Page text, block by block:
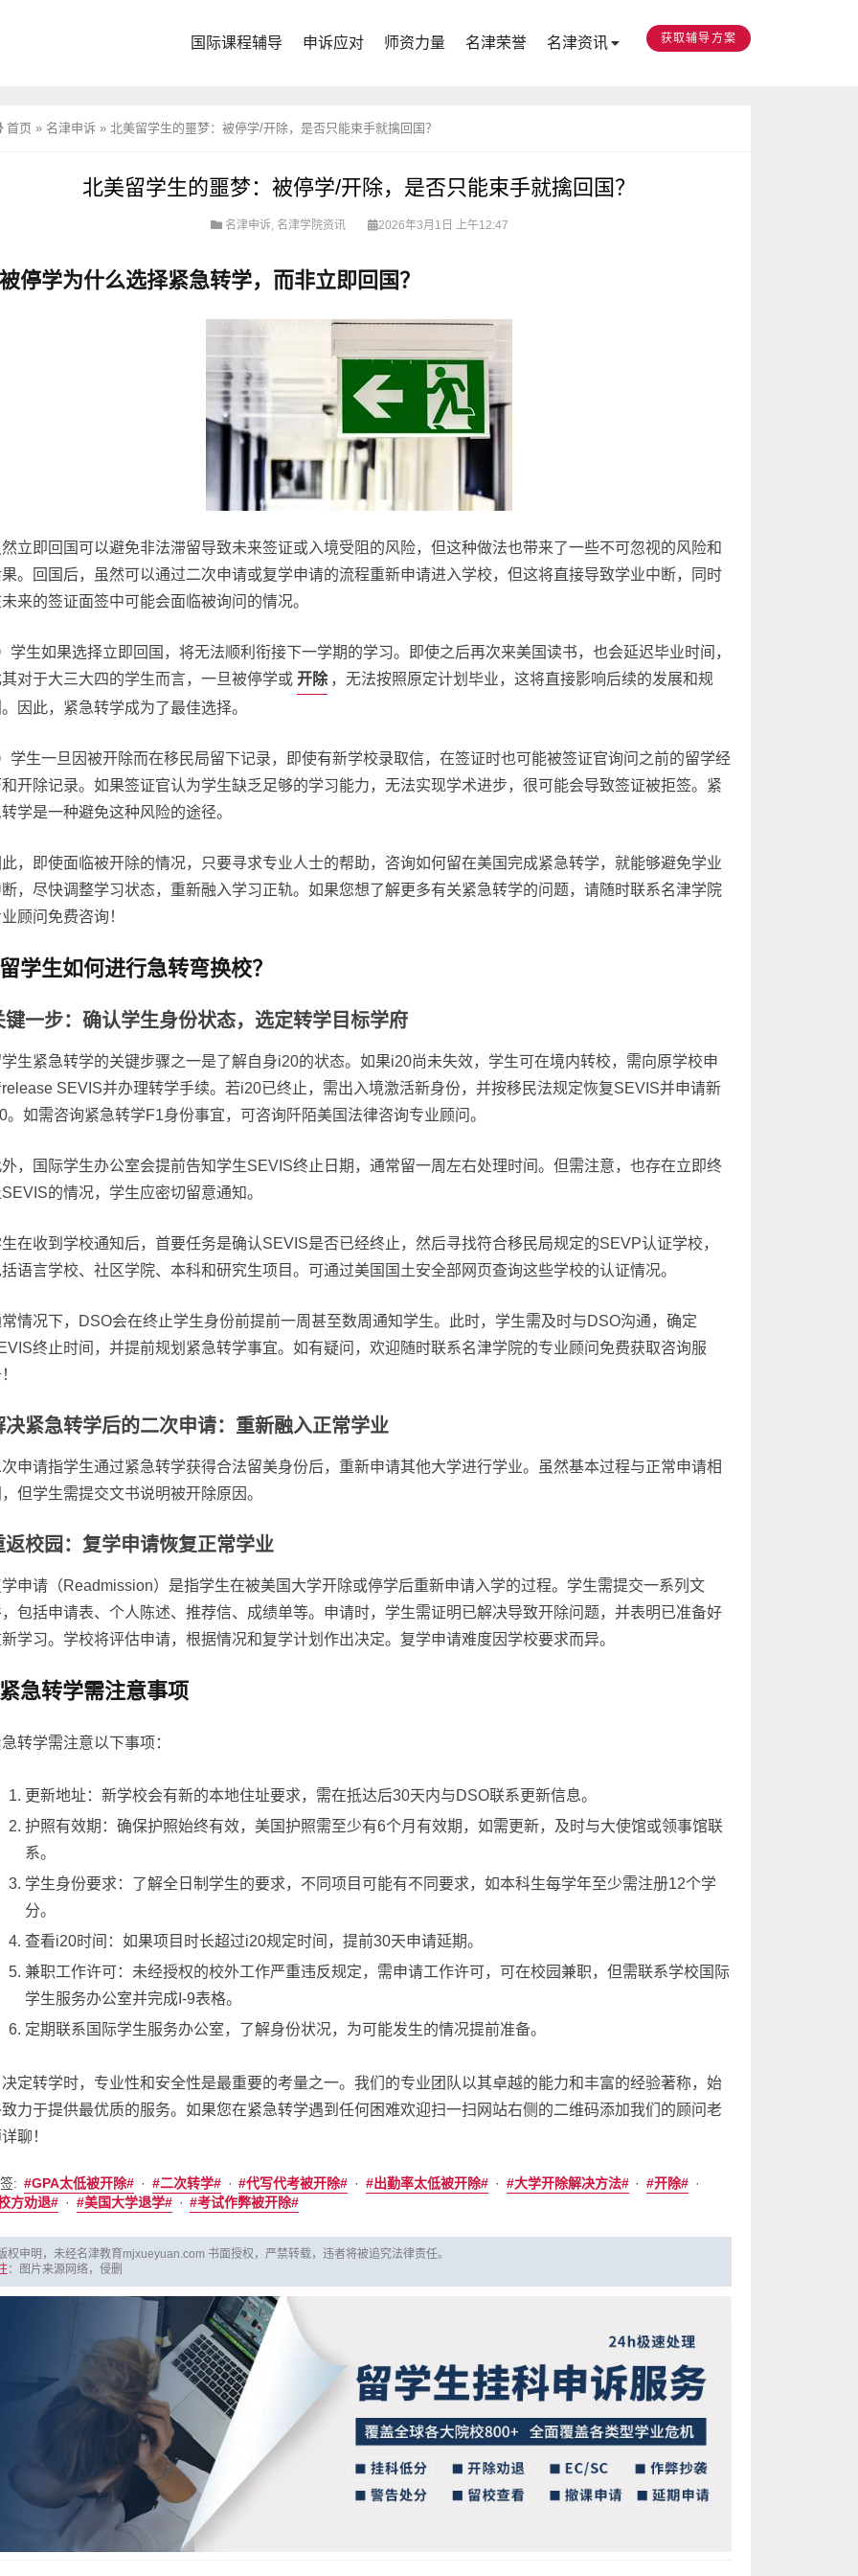
国际课程辅导 申诉应对 师资力量 名津荣誉 名津资讯 获取辅导方案
首页 » 名津申诉 » 北美留学生的噩梦：被停学/开除，是否只能束手就擒回国？
北美留学生的噩梦：被停学/开除，是否只能束手就擒回国？
名津申诉, 名津学院资讯 2026年3月1日 上午12:47
被停学为什么选择紧急转学，而非立即回国？
立即回国可以避免非法滞留导致未来签证或入境受阻的风险，但这种做法也带来了一些不可忽视的风险和
。回国后，虽然可以通过二次申请或复学申请的流程重新申请进入学校，但这将直接导致学业中断，同时
来的签证面签中可能会面临被询问的情况。
学生如果选择立即回国，将无法顺利衔接下一学期的学习。即使之后再次来美国读书，也会延迟毕业时间，
对于大三大四的学生而言，一旦被停学或 开除 ，无法按照原定计划毕业，这将直接影响后续的发展和规
因此，紧急转学成为了最佳选择。
学生一旦因被开除而在移民局留下记录，即使有新学校录取信，在签证时也可能被签证官询问之前的留学经
开除记录。如果签证官认为学生缺乏足够的学习能力，无法实现学术进步，很可能会导致签证被拒签。紧
学是一种避免这种风险的途径。
，即使面临被开除的情况，只要寻求专业人士的帮助，咨询如何留在美国完成紧急转学，就能够避免学业
，尽快调整学习状态，重新融入学习正轨。如果您想了解更多有关紧急转学的问题，请随时联系名津学院
顾问免费咨询！
留学生如何进行急转弯换校？
键一步：确认学生身份状态，选定转学目标学府
生紧急转学的关键步骤之一是了解自身i20的状态。如果i20尚未失效，学生可在境内转校，需向原学校申
SEVIS并办理转学手续。若i20已终止，需出入境激活新身份，并按移民法规定恢复SEVIS并申请新
。如需咨询紧急转学F1身份事宜，可咨询阡陌美国法律咨询专业顾问。
，国际学生办公室会提前告知学生SEVIS终止日期，通常留一周左右处理时间。但需注意，也存在立即终
的情况，学生应密切留意通知。
在收到学校通知后，首要任务是确认SEVIS是否已经终止，然后寻找符合移民局规定的SEVP认证学校，
语言学校、社区学院、本科和研究生项目。可通过美国国土安全部网页查询这些学校的认证情况。
情况下，DSO会在终止学生身份前提前一周甚至数周通知学生。此时，学生需及时与DSO沟通，确定
终止时间，并提前规划紧急转学事宜。如有疑问，欢迎随时联系名津学院的专业顾问免费获取咨询服
决紧急转学后的二次申请：重新融入正常学业
申请指学生通过紧急转学获得合法留美身份后，重新申请其他大学进行学业。虽然基本过程与正常申请相
但学生需提交文书说明被开除原因。
返校园：复学申请恢复正常学业
申请（Readmission）是指学生在被美国大学开除或停学后重新申请入学的过程。学生需提交一系列文
包括申请表、个人陈述、推荐信、成绩单等。申请时，学生需证明已解决导致开除问题，并表明已准备好
学习。学校将评估申请，根据情况和复学计划作出决定。复学申请难度因学校要求而异。
紧急转学需注意事项
转学需注意以下事项：
更新地址：新学校会有新的本地住址要求，需在抵达后30天内与DSO联系更新信息。
护照有效期：确保护照始终有效，美国护照需至少有6个月有效期，如需更新，及时与大使馆或领事馆联
系。
学生身份要求：了解全日制学生的要求，不同项目可能有不同要求，如本科生每学年至少需注册12个学
分。
查看i20时间：如果项目时长超过i20规定时间，提前30天申请延期。
兼职工作许可：未经授权的校外工作严重违反规定，需申请工作许可，可在校园兼职，但需联系学校国际
学生服务办公室并完成I-9表格。
定期联系国际学生服务办公室，了解身份状况，为可能发生的情况提前准备。
定转学时，专业性和安全性是最重要的考量之一。我们的专业团队以其卓越的能力和丰富的经验著称，始
力于提供最优质的服务。如果您在紧急转学遇到任何困难欢迎扫一扫网站右侧的二维码添加我们的顾问老
聊！
: GPA太低被开除 · 二次转学 · 代写代考被开除 · 出勤率太低被开除 · 大学开除解决方法 · 开除
·
方劝退
· 美国大学退学 · 考试作弊被开除
权申明，未经名津教育mjxueyuan.com 书面授权，严禁转载，违者将被追究法律责任。
：图片来源网络，侵删